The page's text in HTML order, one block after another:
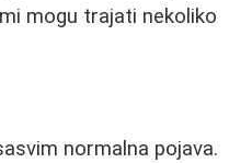
mogu trajati nekoliko
normalna pojava.